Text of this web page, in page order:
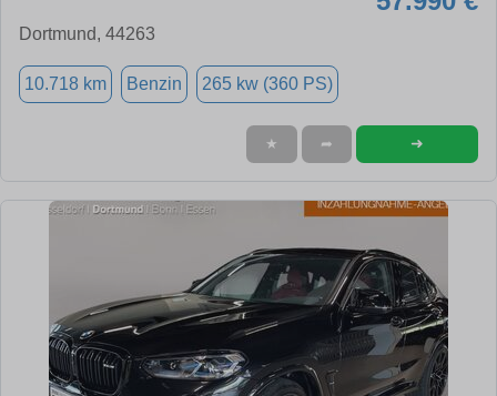
Dortmund, 44263
10.718 km Benzin 265 kw (360 PS)
★ ➦ ➜